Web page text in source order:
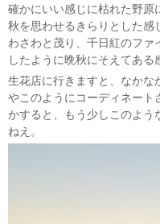
確かにいい感じに枯れた野
秋を思わせるきらりとした感
わさわと茂り、千日紅のファ
したように晩秋にそえてある
生花店に行きますと、なかな
やこのようにコーディネート
かすると、もう少しこのよう
ねえ。